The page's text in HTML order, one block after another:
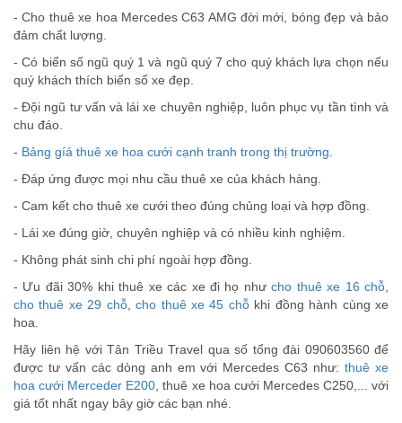
- Cho thuê xe hoa Mercedes C63 AMG đời mới, bóng đẹp và bảo
đảm chất lượng.
- Có biển số ngũ quý 1 và ngũ quý 7 cho quý khách lựa chọn nếu
quý khách thích biển số xe đẹp.
- Đội ngũ tư vấn và lái xe chuyên nghiệp, luôn phục vụ tần tình và
chu đáo.
- Bảng gíá thuê xe hoa cưới cạnh tranh trong thị trường
- Đáp ứng được mọi nhu cầu thuê xe của khách hàng.
- Cam kết cho thuê xe cưới theo đúng chủng loại và hợp đồng.
- Lái xe đúng giờ, chuyên nghiệp và có nhiều kinh nghiệm.
- Không phát sinh chi phí ngoài hợp đồng.
- Ưu đãi 30% khi thuê xe các xe đi họ nhưcho thuê xe 16 chỗ
cho thuê xe 29 chỗ,cho thuê xe 45 chỗkhi đồng hành cùng xe
hoa.
Hãy liên hệ với Tân Triều Travel qua số tổng đài 090603560 để
được tư vấn các dòng anh em với Mercedes C63 như:thuê xe
hoa cưới Merceder E200 , thuê xe hoa cưới Mercedes C250,... với
giá tốt nhất ngay bây giờ các bạn nhé.